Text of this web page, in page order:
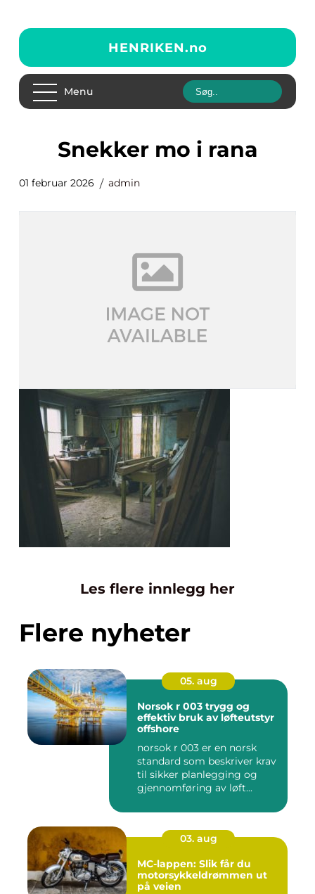
HENRIKEN.no
Menu
snekker mo i rana
01 februar 2026 admin
Les flere innlegg her
Flere nyheter
05. aug
Norsok r 003 trygg og
effektiv bruk av løfteutstyr
offshore
norsok r 003 er en norsk
standard som beskriver krav
til sikker planlegging og
gjennomføring av løft...
03. aug
MC-lappen: Slik får du
motorsykkeldrømmen ut
på veien